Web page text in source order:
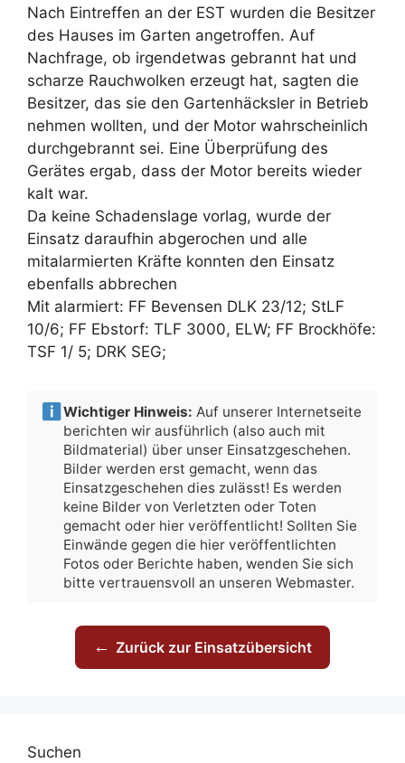
Nach Eintreffen an der EST wurden die Besitzer
des Hauses im Garten angetroffen. Auf
Nachfrage, ob irgendetwas gebrannt hat und
scharze Rauchwolken erzeugt hat, sagten die
Besitzer, das sie den Gartenhäcksler in Betrieb
nehmen wollten, und der Motor wahrscheinlich
durchgebrannt sei. Eine Überprüfung des
Gerätes ergab, dass der Motor bereits wieder
kalt war.
Da keine Schadenslage vorlag, wurde der
Einsatz daraufhin abgerochen und alle
mitalarmierten Kräfte konnten den Einsatz
ebenfalls abbrechen
Mit alarmiert: FF Bevensen DLK 23/12; StLF
10/6; FF Ebstorf: TLF 3000, ELW; FF Brockhöfe:
TSF 1/ 5; DRK SEG;
Wichtiger Hinweis: Auf unserer Internetseite
berichten wir ausführlich (also auch mit
Bildmaterial) über unser Einsatzgeschehen.
Bilder werden erst gemacht, wenn das
Einsatzgeschehen dies zulässt! Es werden
keine Bilder von Verletzten oder Toten
gemacht oder hier veröffentlicht! Sollten Sie
Einwände gegen die hier veröffentlichten
Fotos oder Berichte haben, wenden Sie sich
bitte vertrauensvoll an unseren Webmaster.
← Zurück zur Einsatzübersicht
Suchen